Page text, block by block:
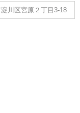
川区宮原２丁目3-18